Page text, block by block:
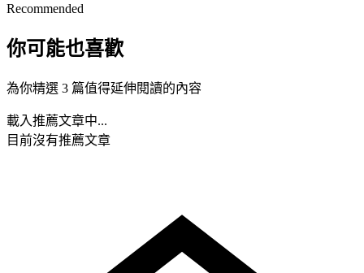
Recommended
你可能也喜歡
為你精選 3 篇值得延伸閱讀的內容
載入推薦文章中...
目前沒有推薦文章